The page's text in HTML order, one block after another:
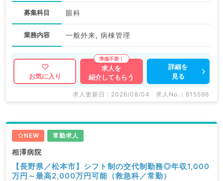
募集科目 眼科
業務内容 一般外来, 病棟管理
お気に入り
求人を
紹介してもらう
詳細を
見る
求人更新日 : 2026/08/04 求人No. : 615596
NEW 常勤求人
相澤病院
【長野県／松本市】シフト制の交代制勤務◎年収1,000
万円～最高2,000万円可能（救急科／常勤）